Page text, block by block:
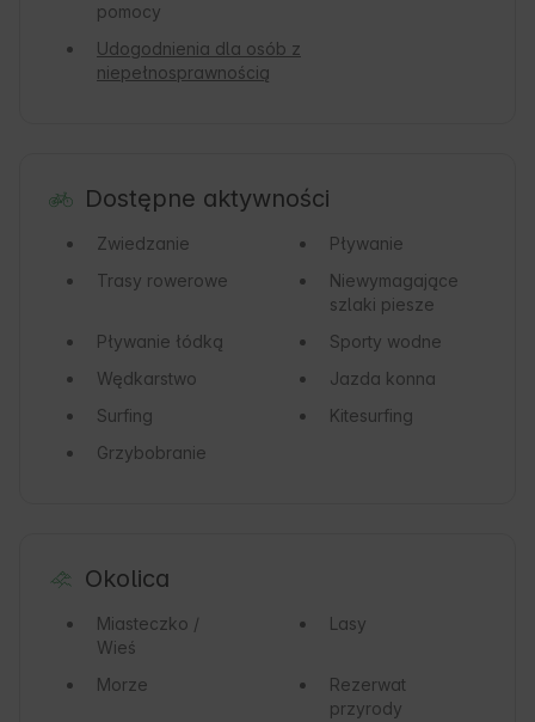
pomocy
Udogodnienia dla osób z
niepełnosprawnością
Dostępne aktywności
Zwiedzanie
Pływanie
Trasy rowerowe
Niewymagające
szlaki piesze
Pływanie łódką
Sporty wodne
Wędkarstwo
Jazda konna
Surfing
Kitesurfing
Grzybobranie
Okolica
Miasteczko /
Wieś
Lasy
Morze
Rezerwat
przyrody